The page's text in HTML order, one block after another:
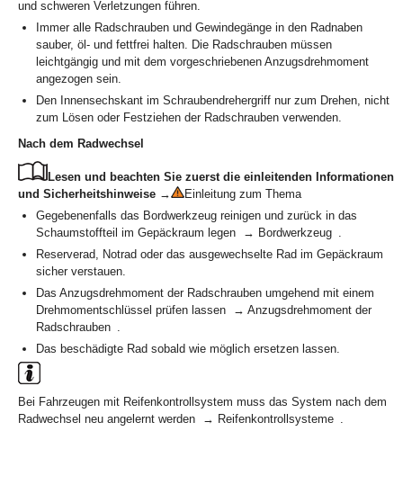
und schweren Verletzungen führen.
Immer alle Radschrauben und Gewindegänge in den Radnaben
sauber, öl- und fettfrei halten. Die Radschrauben müssen
leichtgängig und mit dem vorgeschriebenen Anzugsdrehmoment
angezogen sein.
Den Innensechskant im Schraubendrehergriff nur zum Drehen, nicht
zum Lösen oder Festziehen der Radschrauben verwenden.
Nach dem Radwechsel
Lesen und beachten Sie zuerst die einleitenden Informationen
und Sicherheitshinweise →
Einleitung zum Thema
Gegebenenfalls das Bordwerkzeug reinigen und zurück in das
Schaumstoffteil im Gepäckraum legen → Bordwerkzeug .
Reserverad, Notrad oder das ausgewechselte Rad im Gepäckraum
sicher verstauen.
Das Anzugsdrehmoment der Radschrauben umgehend mit einem
Drehmomentschlüssel prüfen lassen → Anzugsdrehmoment der
Radschrauben .
Das beschädigte Rad sobald wie möglich ersetzen lassen.
Bei Fahrzeugen mit Reifenkontrollsystem muss das System nach dem
Radwechsel neu angelernt werden → Reifenkontrollsysteme .